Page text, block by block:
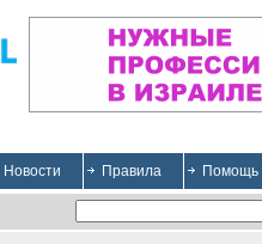
Новости Правила Помощь